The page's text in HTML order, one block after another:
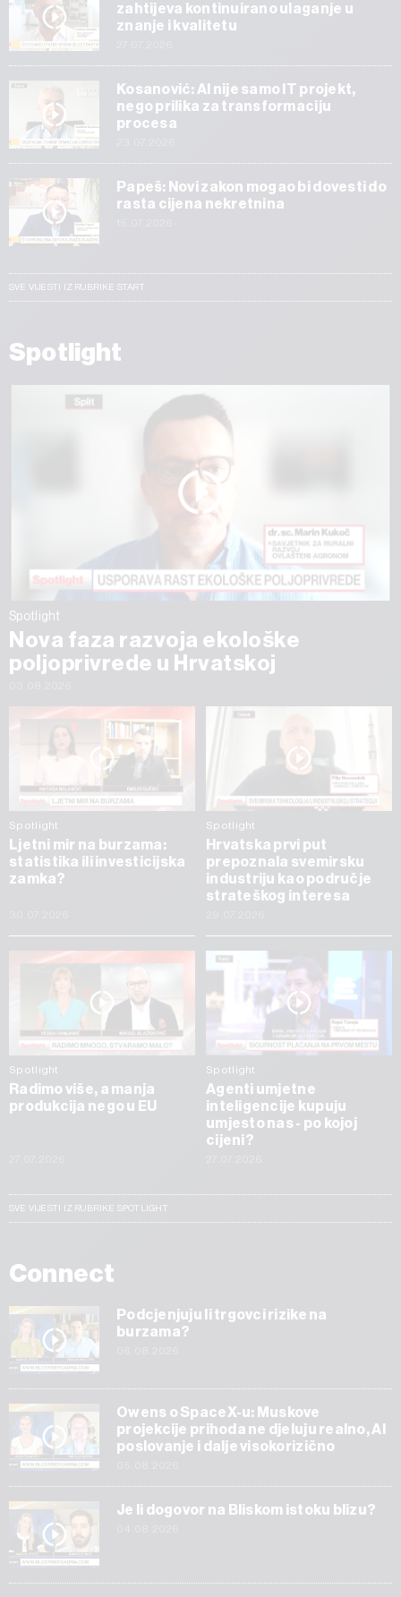
zahtijeva kontinuirano ulaganje u
znanje i kvalitetu
Kosanović: AI nije samo IT projekt,
nego prilika za transformaciju
procesa
Papeš: Novi zakon mogao bi dovesti do
rasta cijena nekretnina
SVE VIJESTI IZ RUBRIKE START
Spotlight
Spotlight
Nova faza razvoja ekološke
poljoprivrede u Hrvatskoj
Spotlight
Ljetni mir na burzama:
statistika ili investicijska
zamka?
Spotlight
Hrvatska prvi put
prepoznala svemirsku
industriju kao područje
strateškog interesa
Spotlight
Radimo više, a manja
produkcija nego u EU
Spotlight
Agenti umjetne
inteligencije kupuju
umjesto nas - po kojoj
cijeni?
SVE VIJESTI IZ RUBRIKE SPOTLIGHT
Connect
Podcjenjuju li trgovci rizike na
burzama?
Owens o SpaceX-u: Muskove
projekcije prihoda ne djeluju realno, AI
poslovanje i dalje visokorizično
Je li dogovor na Bliskom istoku blizu?